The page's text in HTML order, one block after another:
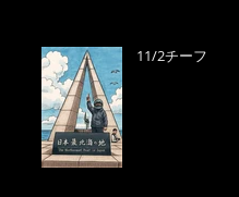
11/2チーフ